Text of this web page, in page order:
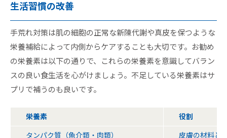
生活習慣の改善
手荒れ対策は肌の細胞の正常な新陳代謝や真皮を保つような
栄養補給によって内側からケアすることも大切です。お勧め
の栄養素は以下の通りで、これらの栄養素を意識してバラン
スの良い食生活を心がけましょう。不足している栄養素はサ
プリで補うのも良いです。
栄養素 役割
タンパク質（魚介類・肉類） 皮膚の材料と